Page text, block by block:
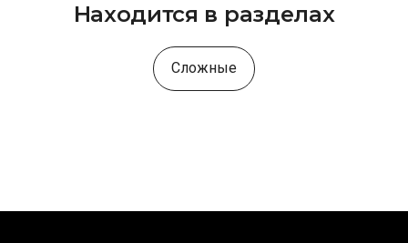
Находится в разделах
Сложные